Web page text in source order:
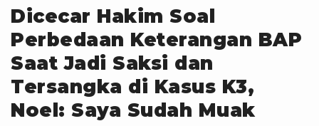
Dicecar Hakim Soal
Perbedaan Keterangan BAP
Saat Jadi Saksi dan
Tersangka di Kasus K3,
Noel: Saya Sudah Muak